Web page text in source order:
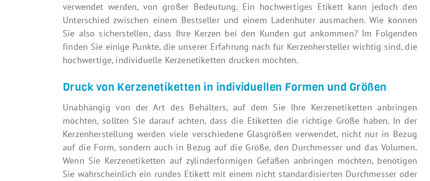
verwendet werden, von großer Bedeutung. Ein hochwertiges Etikett kann jedoch den
Unterschied zwischen einem Bestseller und einem Ladenhüter ausmachen. Wie können
Sie also sicherstellen, dass Ihre Kerzen bei den Kunden gut ankommen? Im Folgenden
finden Sie einige Punkte, die unserer Erfahrung nach für Kerzenhersteller wichtig sind, die
hochwertige, individuelle Kerzenetiketten drucken möchten.
Druck von Kerzenetiketten in individuellen Formen und Größen
Unabhängig von der Art des Behälters, auf dem Sie Ihre Kerzenetiketten anbringen
möchten, sollten Sie darauf achten, dass die Etiketten die richtige Größe haben. In der
Kerzenherstellung werden viele verschiedene Glasgrößen verwendet, nicht nur in Bezug
auf die Form, sondern auch in Bezug auf die Größe, den Durchmesser und das Volumen.
Wenn Sie Kerzenetiketten auf zylinderförmigen Gefäßen anbringen möchten, benötigen
Sie wahrscheinlich ein rundes Etikett mit einem nicht standardisierten Durchmesser oder